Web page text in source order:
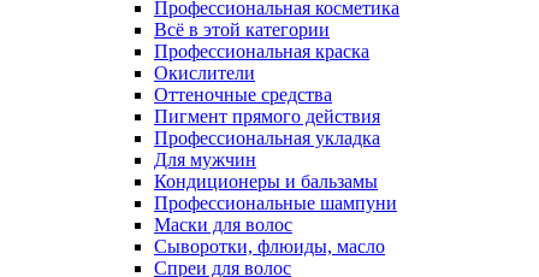
Профессиональная косметика
Всё в этой категории
Профессиональная краска
Окислители
Оттеночные средства
Пигмент прямого действия
Профессиональная укладка
Для мужчин
Кондиционеры и бальзамы
Профессиональные шампуни
Маски для волос
Сыворотки, флюиды, масло
Спреи для волос